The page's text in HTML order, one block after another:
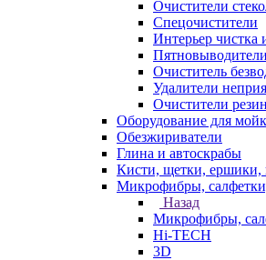
Очистители
Спецочистители
Интерьер чистка
Пятновыводители
Очиститель
Удалители
Очистители
Оборудование для
Обезжириватели
Глина и автоскрабы
Кисти, щетки, ершики,
Микрофибры,
Назад
Микрофибры,
Hi-TECH
3D